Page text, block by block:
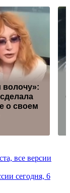
волочу»:
о своем
все версии
сегодня, 6